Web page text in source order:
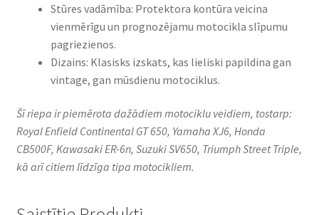
Stūres vadāmība: Protektora kontūra veicina
vienmērīgu un prognozējamu motocikla slīpumu
pagriezienos.​
Dizains: Klasisks izskats, kas lieliski papildina gan
vintage, gan mūsdienu motociklus.​
Šī riepa ir piemērota dažādiem motociklu veidiem, tostarp:
Royal Enfield Continental GT 650, Yamaha XJ6, Honda
CB500F, Kawasaki ER-6n, Suzuki SV650, Triumph Street Triple,
kā arī citiem līdzīga tipa motocikliem.